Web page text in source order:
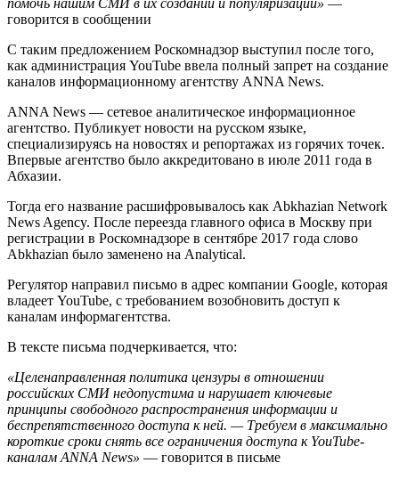
помочь нашим СМИ в их создании и популяризации» —
говорится в сообщении
С таким предложением Роскомнадзор выступил после того,
как администрация YouTube ввела полный запрет на создание
каналов информационному агентству ANNA News.
ANNA News — сетевое аналитическое информационное
агентство. Публикует новости на русском языке,
специализируясь на новостях и репортажах из горячих точек.
Впервые агентство было аккредитовано в июле 2011 года в
Абхазии.
Тогда его название расшифровывалось как Abkhazian Network
News Agency. После переезда главного офиса в Москву при
регистрации в Роскомнадзоре в сентябре 2017 года слово
Abkhazian было заменено на Analytical.
Регулятор направил письмо в адрес компании Google, которая
владеет YouTube, с требованием возобновить доступ к
каналам информагентства.
В тексте письма подчеркивается, что:
«Целенаправленная политика цензуры в отношении
российских СМИ недопустима и нарушает ключевые
принципы свободного распространения информации и
беспрепятственного доступа к ней. — Требуем в максимально
короткие сроки снять все ограничения доступа к YouTube-
каналам ANNA News» — говорится в письме